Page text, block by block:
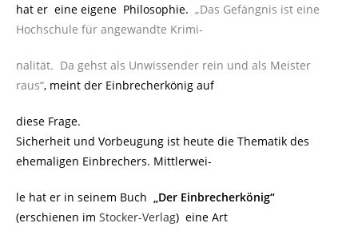
hat er eine eigene Philosophie. „Das Gefängnis ist eine
Hochschule für angewandte Krimi-
nalität. Da gehst als Unwissender rein und als Meister
raus“, meint der Einbrecherkönig auf
diese Frage.
Sicherheit und Vorbeugung ist heute die Thematik des
ehemaligen Einbrechers. Mittlerwei-
le hat er in seinem Buch
„Der Einbrecherkönig“
(erschienen im Stocker-Verlag) eine Art